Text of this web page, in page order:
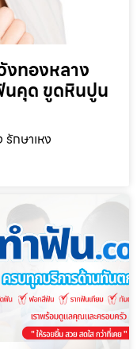
ทองหลาง
นคุด ขูดหินปูน
กษาเหง